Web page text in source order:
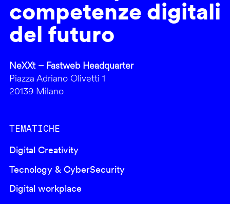
competenze digitali
del futuro
NeXXt – Fastweb Headquarter
Piazza Adriano Olivetti 1
20139 Milano
TEMATICHE
Digital Creativity
Tecnology & CyberSecurity
Digital workplace